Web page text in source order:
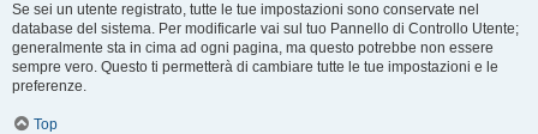
Se sei un utente registrato, tutte le tue impostazioni sono conservate nel
database del sistema. Per modificarle vai sul tuo Pannello di Controllo Utente;
generalmente sta in cima ad ogni pagina, ma questo potrebbe non essere
sempre vero. Questo ti permetterà di cambiare tutte le tue impostazioni e le
preferenze.
Top